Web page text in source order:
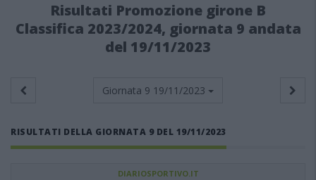
Risultati Promozione girone B
Classifica 2023/2024, giornata 9 andata
del 19/11/2023
Giornata 9 19/11/2023
RISULTATI DELLA GIORNATA 9 DEL 19/11/2023
DIARIOSPORTIVO.IT